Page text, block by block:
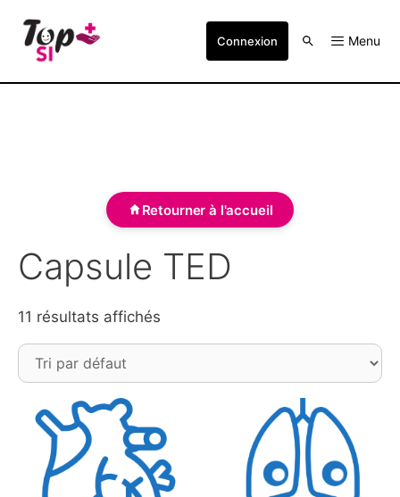
Connexion Menu
Retourner à l'accueil
Capsule TED
11 résultats affichés